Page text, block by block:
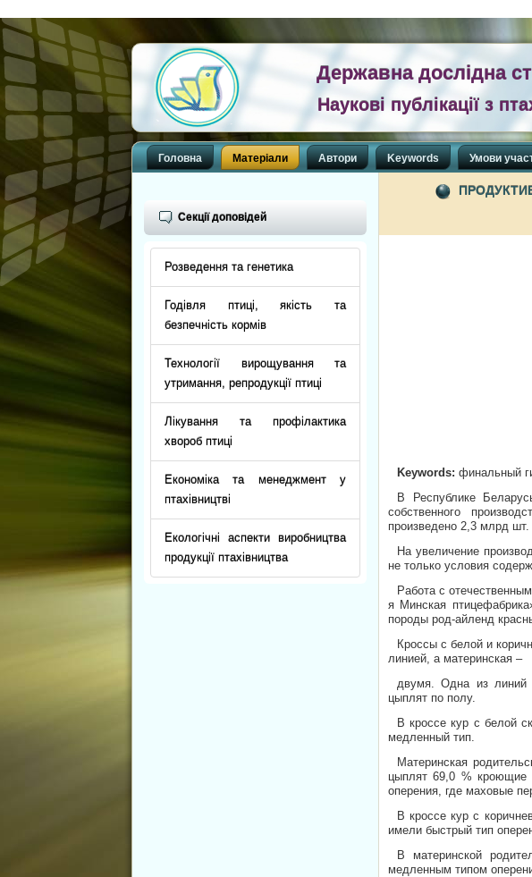
Державна дослідна
Наукові публікації з
Головна Матеріали Автори Keywords Умови
Секції доповідей
Розведення та генетика
Годівля птиці, якість та
безпечність кормів
Технології вирощування та
утримання, репродукції птиці
Лікування та профілактика
хвороб птиці
Економіка та менеджмент у
птахівництві
Екологічні аспекти виробництва
продукції птахівництва
Keywords: финальный
В Республике
собственного
произведено 2,3 млрд шт.
На увеличение
не только условия
Работа с
я Минская
породы род-айленд
Кроссы с белой и
линией, а материнская –
двумя. Одна из линий
цыплят по полу.
В кроссе кур с белой
медленный тип.
Материнская
цыплят 69,0 % кроющие
оперения, где маховые
В кроссе кур с
имели быстрый тип
В материнской
медленным типом